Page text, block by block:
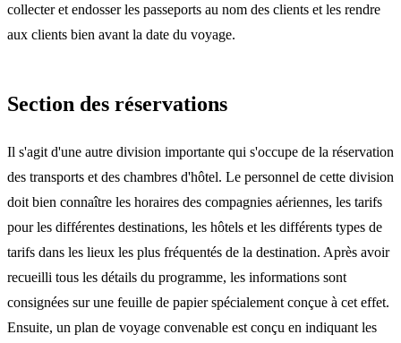
collecter et endosser les passeports au nom des clients et les rendre
aux clients bien avant la date du voyage.
Section des réservations
Il s'agit d'une autre division importante qui s'occupe de la réservation
des transports et des chambres d'hôtel. Le personnel de cette division
doit bien connaître les horaires des compagnies aériennes, les tarifs
pour les différentes destinations, les hôtels et les différents types de
tarifs dans les lieux les plus fréquentés de la destination. Après avoir
recueilli tous les détails du programme, les informations sont
consignées sur une feuille de papier spécialement conçue à cet effet.
Ensuite, un plan de voyage convenable est conçu en indiquant les